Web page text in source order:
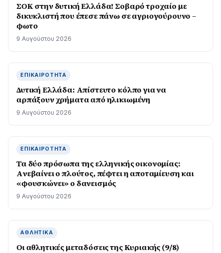
ΣΟΚ στην δυτική Ελλάδα! Σοβαρό τροχαίο με
δικυκλιστή που έπεσε πάνω σε αγριογούρουνο –
φωτο
9 Αυγούστου 2026
ΕΠΙΚΑΙΡΌΤΗΤΑ
Δυτική Ελλάδα: Απίστευτο κόλπο για να
αρπάξουν χρήματα από ηλικιωμένη
9 Αυγούστου 2026
ΕΠΙΚΑΙΡΌΤΗΤΑ
Τα δύο πρόσωπα της ελληνικής οικονομίας:
Aνεβαίνει ο πλούτος, πέφτει η αποταμίευση και
«φουσκώνει» ο δανεισμός
9 Αυγούστου 2026
ΑΘΛΗΤΙΚΆ
Οι αθλητικές μεταδόσεις της Κυριακής (9/8)